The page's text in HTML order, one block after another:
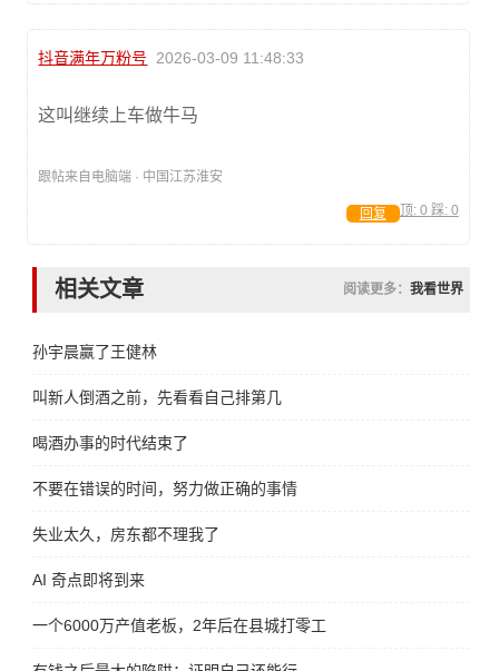
抖音满年万粉号 2026-03-09 11:48:33
这叫继续上车做牛马
跟帖来自电脑端 · 中国江苏淮安
顶: 0 踩: 0
回复
相关文章 阅读更多： 我看世界
孙宇晨赢了王健林
叫新人倒酒之前，先看看自己排第几
喝酒办事的时代结束了
不要在错误的时间，努力做正确的事情
失业太久，房东都不理我了
AI 奇点即将到来
一个6000万产值老板，2年后在县城打零工